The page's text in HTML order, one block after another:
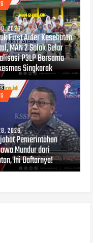
2026
First Aider Kesehatan
MAN 2 Solok Gelar
P3LP Bersama
Singkarak
2026
Pemerintahan
Mundur dari
Ini Daftarnya!